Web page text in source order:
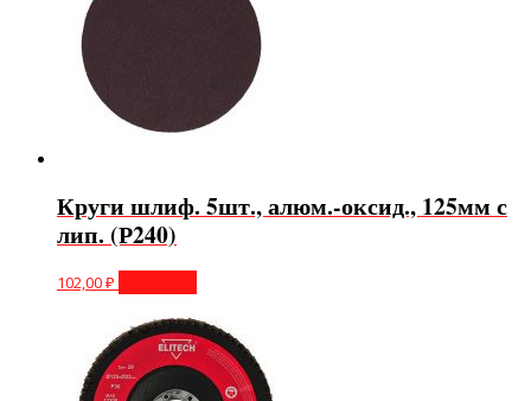
Круги шлиф. 5шт., алюм.-оксид., 125мм с
лип. (Р240)
102,00₽